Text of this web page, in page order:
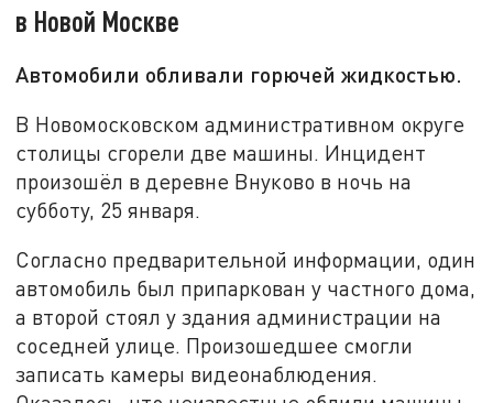
в Новой Москве
Автомобили обливали горючей жидкостью.
В Новомосковском административном округе
столицы сгорели две машины. Инцидент
произошёл в деревне Внуково в ночь на
субботу, 25 января.
Согласно предварительной информации, один
автомобиль был припаркован у частного дома,
а второй стоял у здания администрации на
соседней улице. Произошедшее смогли
записать камеры видеонаблюдения.